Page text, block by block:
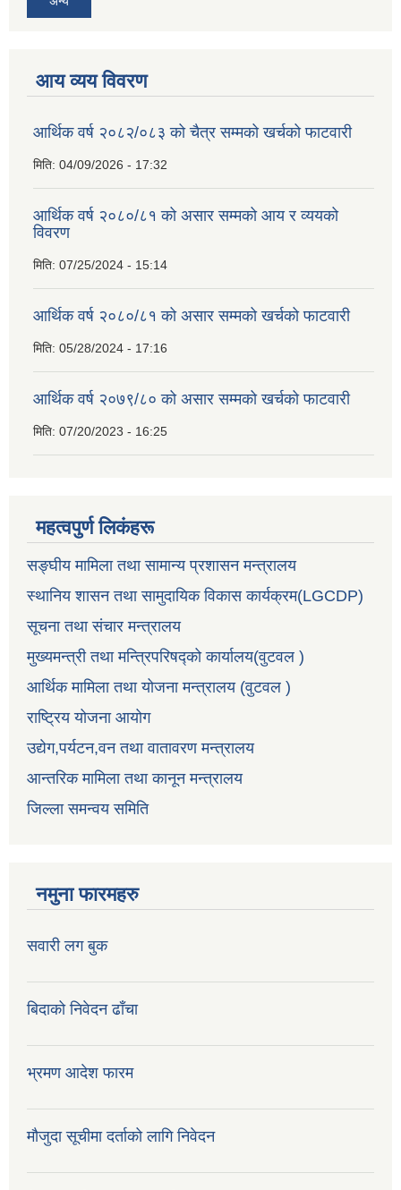
आय व्यय विवरण
आर्थिक वर्ष २०८२/०८३ को चैत्र सम्मको खर्चको फाटवारी
मिति: 04/09/2026 - 17:32
आर्थिक वर्ष २०८०/८१ को असार सम्मको आय र व्ययको
विवरण
मिति: 07/25/2024 - 15:14
आर्थिक वर्ष २०८०/८१ को असार सम्मको खर्चको फाटवारी
मिति: 05/28/2024 - 17:16
आर्थिक वर्ष २०७९/८० को असार सम्मको खर्चको फाटवारी
मिति: 07/20/2023 - 16:25
महत्वपुर्ण लिकंहरू
सङ्घीय मामिला तथा सामान्य प्रशासन मन्त्रालय
स्थानिय शासन तथा सामुदायिक विकास कार्यक्रम(LGCDP)
सूचना तथा संचार मन्त्रालय
मुख्यमन्त्री तथा मन्त्रिपरिषद्को कार्यालय(वुटवल )
आर्थिक मामिला तथा योजना मन्त्रालय (वुटवल )
राष्ट्रिय योजना आयोग
उद्येग,पर्यटन,वन तथा वातावरण मन्त्रालय
आन्तरिक मामिला तथा कानून मन्त्रालय
जिल्ला समन्वय समिति
नमुना फारमहरु
सवारी लग बुक
बिदाको निवेदन ढाँचा
भ्रमण आदेश फारम
मौजुदा सूचीमा दर्ताको लागि निवेदन